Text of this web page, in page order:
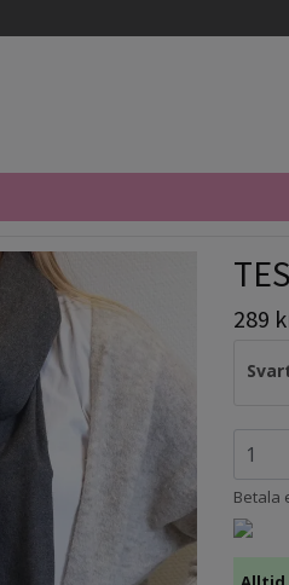
289
Betala